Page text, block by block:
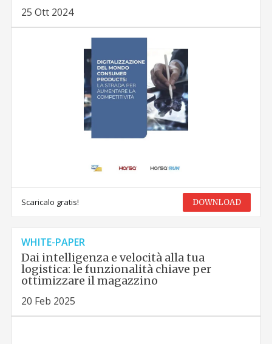
25 Ott 2024
Scaricalo gratis! DOWNLOAD
WHITE-PAPER
Dai intelligenza e velocità alla tua
logistica: le funzionalità chiave per
ottimizzare il magazzino
20 Feb 2025